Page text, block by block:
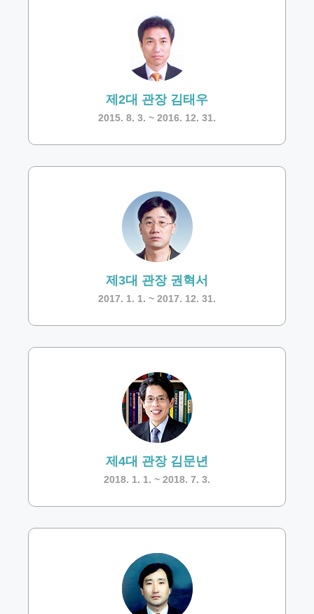
제2대 관장 김태우
2015. 8. 3. ~ 2016. 12. 31.
제3대 관장 권혁서
2017. 1. 1. ~ 2017. 12. 31.
제4대 관장 김문년
2018. 1. 1. ~ 2018. 7. 3.